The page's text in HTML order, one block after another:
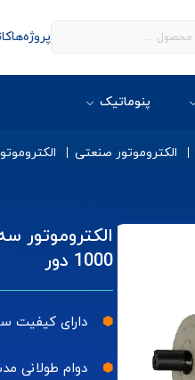
پروژه‌ها
پنوماتیک
الکتروموتور صنعتی
1000 دور
دارای کیفیت
دوام طولانی مدت و